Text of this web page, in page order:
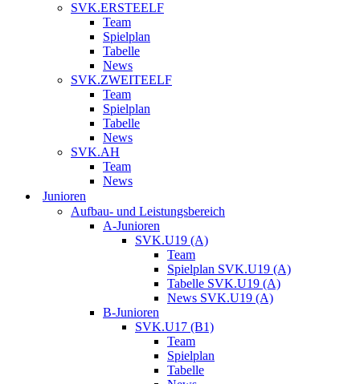
SVK.ERSTEELF
Team
Spielplan
Tabelle
News
SVK.ZWEITEELF
Team
Spielplan
Tabelle
News
SVK.AH
Team
News
Junioren
Aufbau- und Leistungsbereich
A-Junioren
SVK.U19 (A)
Team
Spielplan SVK.U19 (A)
Tabelle SVK.U19 (A)
News SVK.U19 (A)
B-Junioren
SVK.U17 (B1)
Team
Spielplan
Tabelle